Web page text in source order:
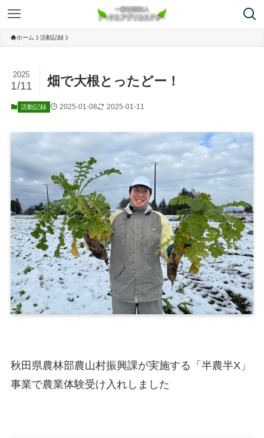
ホーム 活動記録
畑で大根とったどー！
2025
1/11
活動記録 2025-01-08 2025-01-11
秋田県農林部農山村振興課が実施する「半農半X」
事業で農業体験受け入れしました